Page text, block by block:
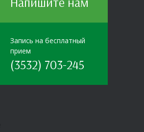
Запись на бесплатный
прием
(3532) 703-245